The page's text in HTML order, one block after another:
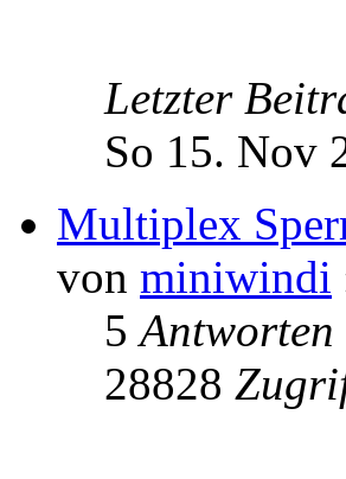
Letzter
So 15. Nov
Multiplex
von miniwindi
5Antworten
28828